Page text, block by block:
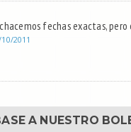
fechas exactas,
2011
A NUESTRO